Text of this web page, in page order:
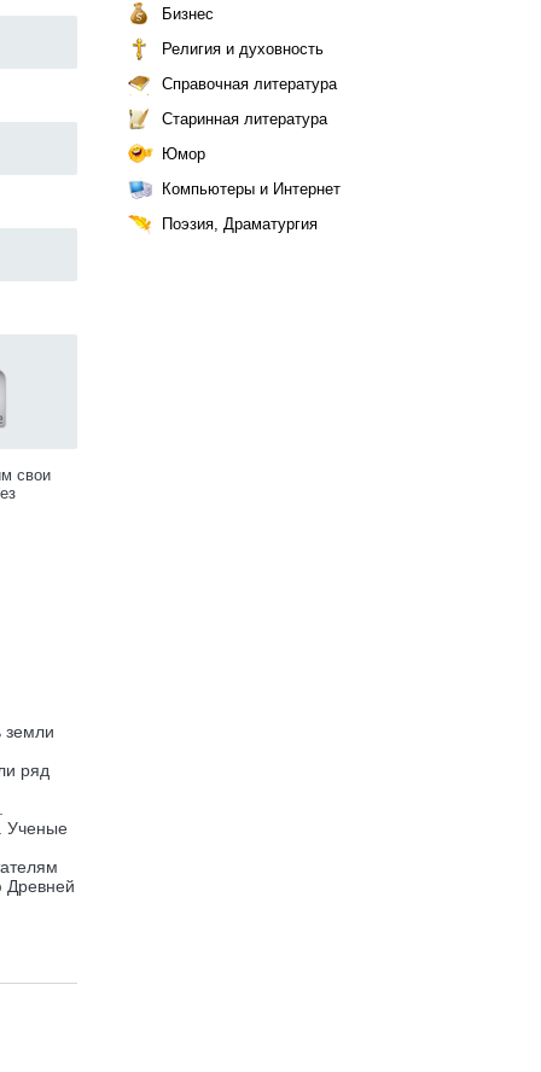
свои
земли
ряд
Ученые
Древней
Бизнес
Религия и духовность
Справочная литература
Старинная литература
Юмор
Компьютеры и Интернет
Поэзия, Драматургия